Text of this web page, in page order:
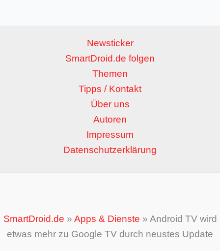
Newsticker
SmartDroid.de folgen
Themen
Tipps / Kontakt
Über uns
Autoren
Impressum
Datenschutzerklärung
SmartDroid.de » Apps & Dienste » Android TV wird
etwas mehr zu Google TV durch neustes Update